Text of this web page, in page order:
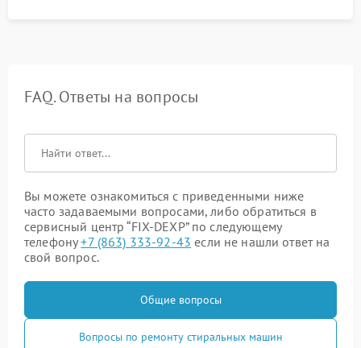
FAQ. Ответы на вопросы
Вы можете ознакомиться с приведенными ниже
часто задаваемыми вопросами, либо обратиться в
сервисный центр “FIX-DEXP” по следующему
телефону+7 (863) 333-92-43 если не нашли ответ на
свой вопрос.
Общие вопросы
Вопросы по ремонту стиральных машин